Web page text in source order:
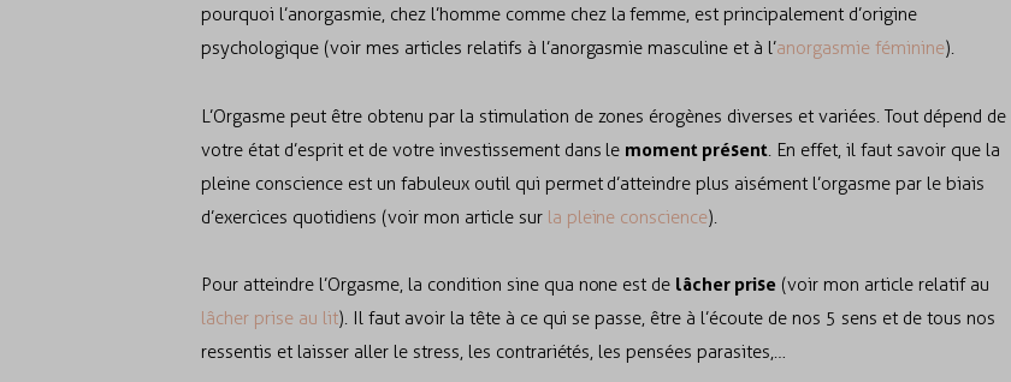
pourquoi l’anorgasmie, chez l’homme comme chez la femme, est principalement d’origine
psychologique (voir mes articles relatifs à l’anorgasmie masculine et à l’anorgasmie féminine).
L’Orgasme peut être obtenu par la stimulation de zones érogènes diverses et variées. Tout dépend de
votre état d’esprit et de votre investissement dans le moment présent. En effet, il faut savoir que la
pleine conscience est un fabuleux outil qui permet d’atteindre plus aisément l’orgasme par le biais
d’exercices quotidiens (voir mon article sur la pleine conscience).
Pour atteindre l’Orgasme, la condition sine qua none est de lâcher prise (voir mon article relatif au
lâcher prise au lit). Il faut avoir la tête à ce qui se passe, être à l’écoute de nos 5 sens et de tous nos
ressentis et laisser aller le stress, les contrariétés, les pensées parasites,…